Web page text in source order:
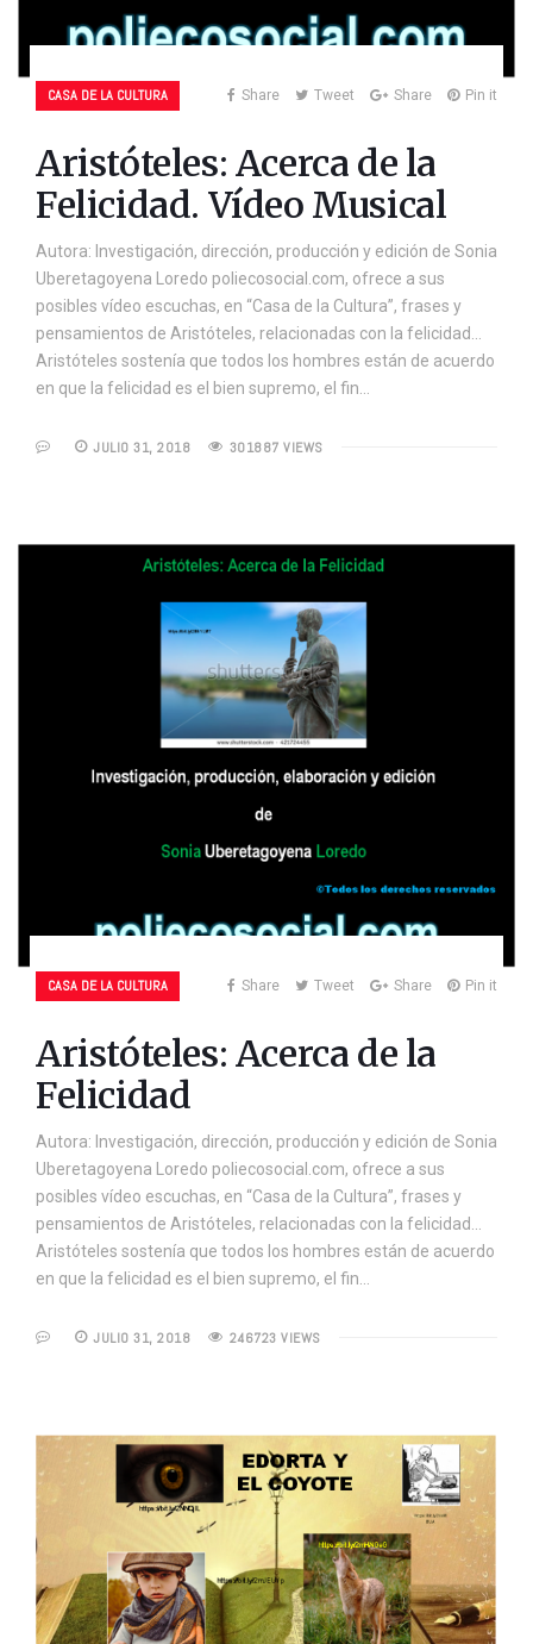
CASA DE LA CULTURA Share Tweet Share Pin it
Aristóteles: Acerca de la
Felicidad. Vídeo Musical
Autora: Investigación, dirección, producción y edición de Sonia
Uberetagoyena Loredo poliecosocial.com, ofrece a sus
posibles vídeo escuchas, en “Casa de la Cultura”, frases y
pensamientos de Aristóteles, relacionadas con la felicidad…
Aristóteles sostenía que todos los hombres están de acuerdo
en que la felicidad es el bien supremo, el fin…
JULIO 31, 2018 301887 VIEWS
CASA DE LA CULTURA Share Tweet Share Pin it
Aristóteles: Acerca de la
Felicidad
Autora: Investigación, dirección, producción y edición de Sonia
Uberetagoyena Loredo poliecosocial.com, ofrece a sus
posibles vídeo escuchas, en “Casa de la Cultura”, frases y
pensamientos de Aristóteles, relacionadas con la felicidad…
Aristóteles sostenía que todos los hombres están de acuerdo
en que la felicidad es el bien supremo, el fin…
JULIO 31, 2018 246723 VIEWS